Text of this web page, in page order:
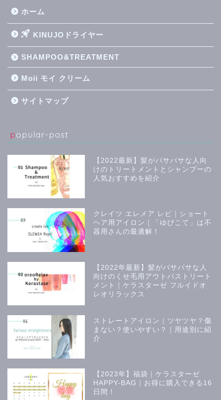
ホーム
KINUJOドライヤー
SHAMPOO&TREATMENT
Moii モイ クリーム
サイトマップ
popular-post
【2022最新】髪がパサパサな人向
けのトリートメントとシャンプーの
人気おすすめを紹介
クレイツ エレメア レピ｜ショート
ヘア用アイロン｜「ゆびこて」は不
器用さんの最適解！
【2022年最新】髪がパサパサな人
向けのくせ毛用アウトバストリート
メント｜ケラスターゼ フルイドオ
レオリラックス
ストレートアイロン｜ツヤツヤ？傷
まない？使いやすい？｜用途別に紹
介
【2023年】福袋｜ケラスターゼ
HAPPY-BAG｜お得に購入できる16
日間！
美容師